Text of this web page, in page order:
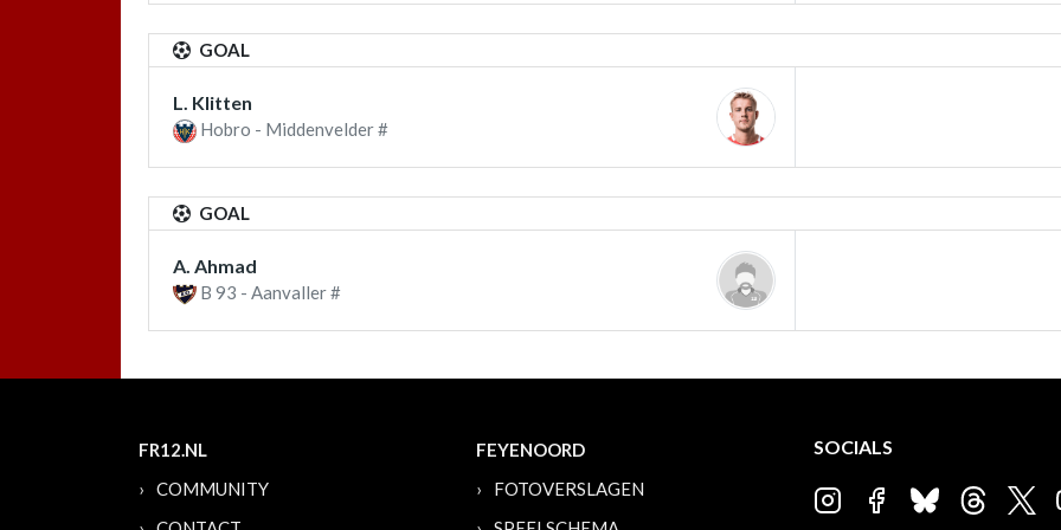
GOAL
L. Klitten
Hobro - Middenvelder #
GOAL
A. Ahmad
B 93 - Aanvaller #
FR12.NL
COMMUNITY
FEYENOORD
FOTOVERSLAGEN
SOCIALS